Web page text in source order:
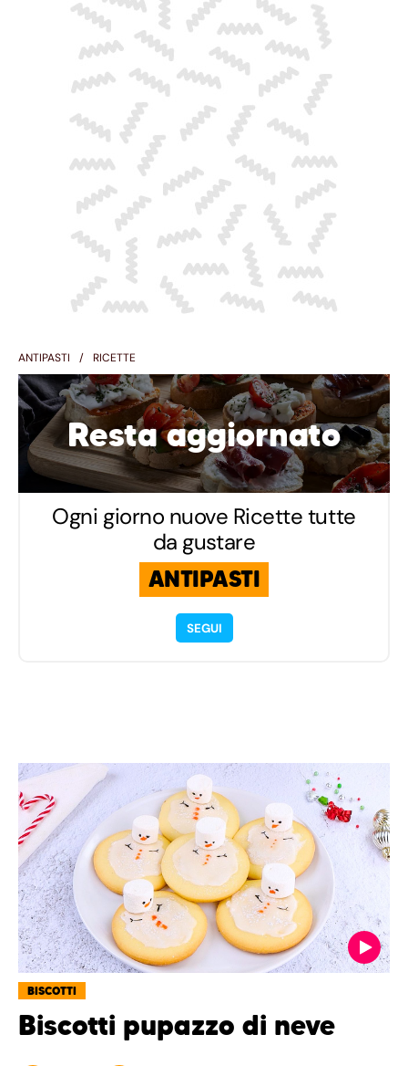
ANTIPASTI RICETTE
Resta aggiornato
Ogni giorno nuove Ricette tutte
da gustare
ANTIPASTI
SEGUI
BISCOTTI
Biscotti pupazzo di neve